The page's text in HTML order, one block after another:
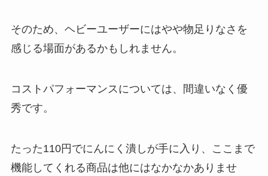
そのため、ヘビーユーザーにはやや物足りなさを
感じる場面があるかもしれません。
コストパフォーマンスについては、間違いなく優
秀です。
たった110円でにんにく潰しが手に入り、ここまで
機能してくれる商品は他にはなかなかありませ